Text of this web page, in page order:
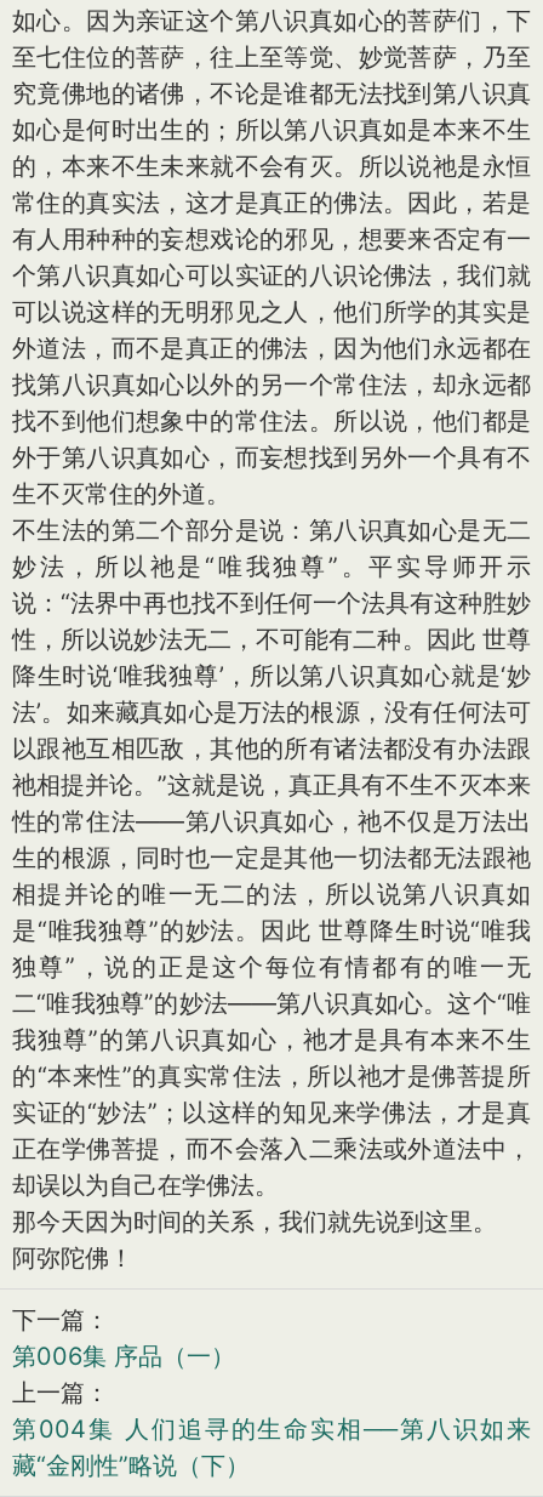
如心。因为亲证这个第八识真如心的菩萨们，下
至七住位的菩萨，往上至等觉、妙觉菩萨，乃至
究竟佛地的诸佛，不论是谁都无法找到第八识真
如心是何时出生的；所以第八识真如是本来不生
的，本来不生未来就不会有灭。所以说祂是永恒
常住的真实法，这才是真正的佛法。因此，若是
有人用种种的妄想戏论的邪见，想要来否定有一
个第八识真如心可以实证的八识论佛法，我们就
可以说这样的无明邪见之人，他们所学的其实是
外道法，而不是真正的佛法，因为他们永远都在
找第八识真如心以外的另一个常住法，却永远都
找不到他们想象中的常住法。所以说，他们都是
外于第八识真如心，而妄想找到另外一个具有不
生不灭常住的外道。
不生法的第二个部分是说：第八识真如心是无二
妙法，所以祂是“唯我独尊”。平实导师开示
说：“法界中再也找不到任何一个法具有这种胜妙
性，所以说妙法无二，不可能有二种。因此 世尊
降生时说‘唯我独尊’，所以第八识真如心就是‘妙
法’。如来藏真如心是万法的根源，没有任何法可
以跟祂互相匹敌，其他的所有诸法都没有办法跟
祂相提并论。”这就是说，真正具有不生不灭本来
性的常住法——第八识真如心，祂不仅是万法出
生的根源，同时也一定是其他一切法都无法跟祂
相提并论的唯一无二的法，所以说第八识真如
是“唯我独尊”的妙法。因此 世尊降生时说“唯我
独尊”，说的正是这个每位有情都有的唯一无
二“唯我独尊”的妙法——第八识真如心。这个“唯
我独尊”的第八识真如心，祂才是具有本来不生
的“本来性”的真实常住法，所以祂才是佛菩提所
实证的“妙法”；以这样的知见来学佛法，才是真
正在学佛菩提，而不会落入二乘法或外道法中，
却误以为自己在学佛法。
那今天因为时间的关系，我们就先说到这里。
阿弥陀佛！
下一篇：
第006集 序品（一）
上一篇：
第004集 人们追寻的生命实相──第八识如来
藏“金刚性”略说（下）